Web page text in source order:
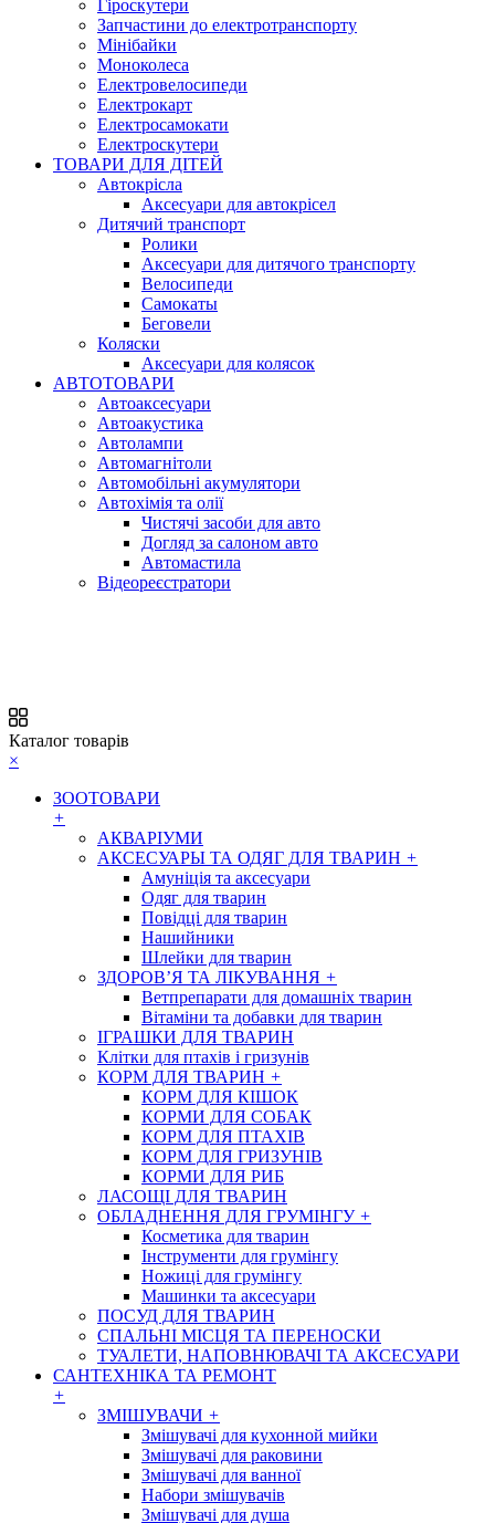
Гіроскутери
Запчастини до електротранспорту
Мінібайки
Моноколеса
Електровелосипеди
Електрокарт
Електросамокати
Електроскутери
ТОВАРИ ДЛЯ ДІТЕЙ
Автокрісла
Аксесуари для автокрісел
Дитячий транспорт
Ролики
Аксесуари для дитячого транспорту
Велосипеди
Самокаты
Беговели
Коляски
Аксесуари для колясок
АВТОТОВАРИ
Автоаксесуари
Автоакустика
Автолампи
Автомагнітоли
Автомобільні акумулятори
Автохімія та олії
Чистячі засоби для авто
Догляд за салоном авто
Автомастила
Відеореєстратори
Каталог товарів
×
ЗООТОВАРИ
+
АКВАРІУМИ
АКСЕСУАРЫ ТА ОДЯГ ДЛЯ ТВАРИН +
Амуніція та аксесуари
Одяг для тварин
Повідці для тварин
Нашийники
Шлейки для тварин
ЗДОРОВ’Я ТА ЛІКУВАННЯ +
Ветпрепарати для домашніх тварин
Вітаміни та добавки для тварин
ІГРАШКИ ДЛЯ ТВАРИН
Клітки для птахів і гризунів
КОРМ ДЛЯ ТВАРИН +
КОРМ ДЛЯ КІШОК
КОРМИ ДЛЯ СОБАК
КОРМ ДЛЯ ПТАХІВ
КОРМ ДЛЯ ГРИЗУНІВ
КОРМИ ДЛЯ РИБ
ЛАСОЩІ ДЛЯ ТВАРИН
ОБЛАДНЕННЯ ДЛЯ ГРУМІНГУ +
Косметика для тварин
Інструменти для грумінгу
Ножиці для грумінгу
Машинки та аксесуари
ПОСУД ДЛЯ ТВАРИН
СПАЛЬНІ МІСЦЯ ТА ПЕРЕНОСКИ
ТУАЛЕТИ, НАПОВНЮВАЧІ ТА АКСЕСУАРИ
САНТЕХНІКА ТА РЕМОНТ
+
ЗМІШУВАЧИ +
Змішувачі для кухонной мийки
Змішувачі для раковини
Змішувачі для ванної
Набори змішувачів
Змішувачі для душа